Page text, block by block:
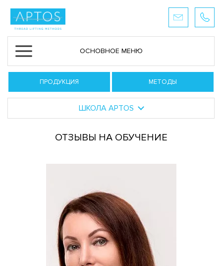
ОСНОВНОЕ МЕНЮ
ПРОДУКЦИЯ МЕТОДЫ
ШКОЛА APTOS
ОТЗЫВЫ НА ОБУЧЕНИЕ